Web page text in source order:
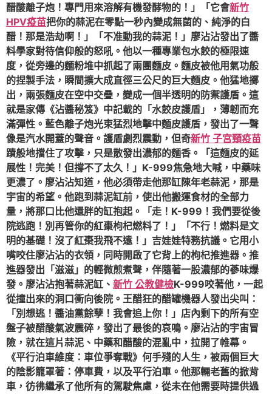
醋酸離子炮！專門用來溶解有機發酵物的！」「它會新竹
HPV疫苗把你的蒜泥在零點一秒內變成無菌的、純淨的白
醋！那是浩劫啊！」「不准動我的蒜泥！」廖沾沾發出了醬
料學家對待信仰般的怒吼。他以一種專業包水餃的極限速
度，從旁邊的麵粉堆中抓起了兩團麵皮。麵皮被他用氣功般
的捏製手法，瞬間擴大成直徑三公尺的巨大麵皮。他猛地擲
出，兩張麵皮在空中交疊，變成一個半透明的防禦護盾。這
就是家傳《沾醬秘笈》中記載的「水餃皮護盾」，薄韌而充
滿彈性。藍色離子炮光束猛烈地擊中麵皮護盾，發出了一聲
像是汽水開蓋的聲音。護盾劇烈震動，但奇新竹 子宮頸疫苗
蹟般地擋住了攻擊，只是散發出濃郁的麵香。「這麵皮的延
展性！完美！但撐不了太久！」K-999焦急地大喊，中藥味
更濃了。廖沾沾知道，他必須帶走他那缸陳年老蒜泥，那是
宇宙的希望。他跑到蒜泥缸前，使出他搬運食材的全部力
量，將那口比他還胖的缸抱起。「走！K-999！我們要從後
院逃跑！別再管你的紅棗枸杞燃料了！」「不行！燃料是文
明的基礎！沒了紅棗我飛不遠！」吉娃娃特務抗議。它用小
嘴咬住廖沾沾的衣領，同時開啟了它背上的枸杞推進器。推
進器發出「滋滋」的輕微煎煮聲，伴隨著一股濃郁的蔘味爆
發。廖沾沾抱著蒜泥缸、 新竹 公教健檢K-999咬著他，一起
從撞出來的洞口衝向後院。王醋狂的醋罐機器人發出尖叫：
「別想逃！醬油黨餘孽！我會追上你！」店內剩下的所有空
盤子被醋酸氣波震碎，發出了最後的哀鳴。廖沾沾的宇宙冒
險，就在這片蒜泥、中藥和醋酸的混亂中，拉開了帷幕。
《平行泊車維度：車位爭奪戰》何手殘的人生，被兩個巨大
的陰影籠罩著：停車費，以及平行泊車。他那輛老舊的掀背
車，彷彿繼承了他所有的駕駛焦慮，從未在他需要時提供過